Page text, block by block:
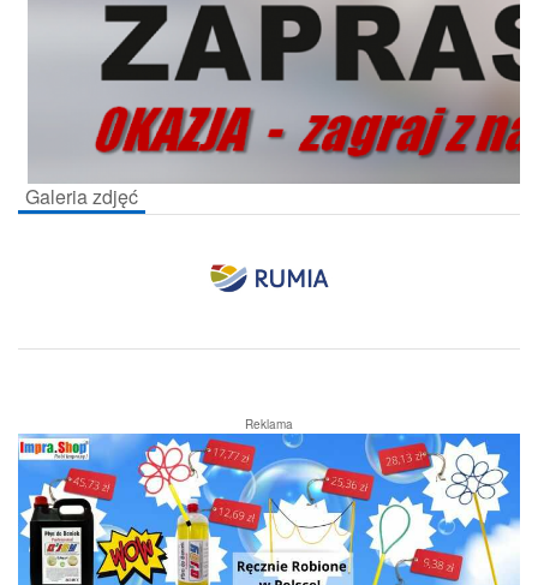
Galeria zdjęć
Reklama